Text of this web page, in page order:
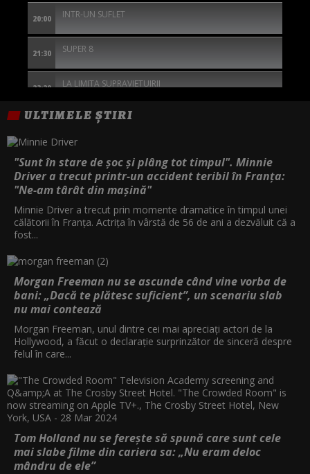
20:00 INTR-UN SUFLET
21:30 SUPER 8
23:20 LA LIMITA SUPRAVIETUIRII
SINGURATICUL
02:45
04:20 DULCE RAZBUNARE
ULTIMELE ȘTIRI
"Sunt în stare de șoc și plâng tot timpul". Minnie
Driver a trecut printr-un accident teribil în Franța:
"Ne-am târât din mașină"
Minnie Driver a trecut prin momente dramatice în timpul unei
călătorii în Franța. Actrița în vârstă de 56 de ani a dezvăluit că a
fost...
Morgan Freeman nu se ascunde când vine vorba de
bani: „Dacă te plătesc suficient”, un scenariu slab
nu mai contează
Morgan Freeman, unul dintre cei mai apreciați actori de la
Hollywood, a făcut o declarație surprinzător de sinceră despre
felul în care...
Tom Holland nu se ferește să spună care sunt cele
mai slabe filme din cariera sa: „Nu eram deloc
mândru de ele”